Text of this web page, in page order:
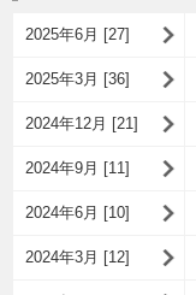
2025年6月 [27]
2025年3月 [36]
2024年12月 [21]
2024年9月 [11]
2024年6月 [10]
2024年3月 [12]